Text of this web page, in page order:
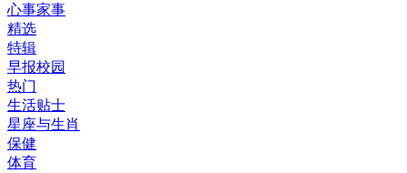
心事家事
精选
特辑
早报校园
热门
生活贴士
星座与生肖
保健
体育